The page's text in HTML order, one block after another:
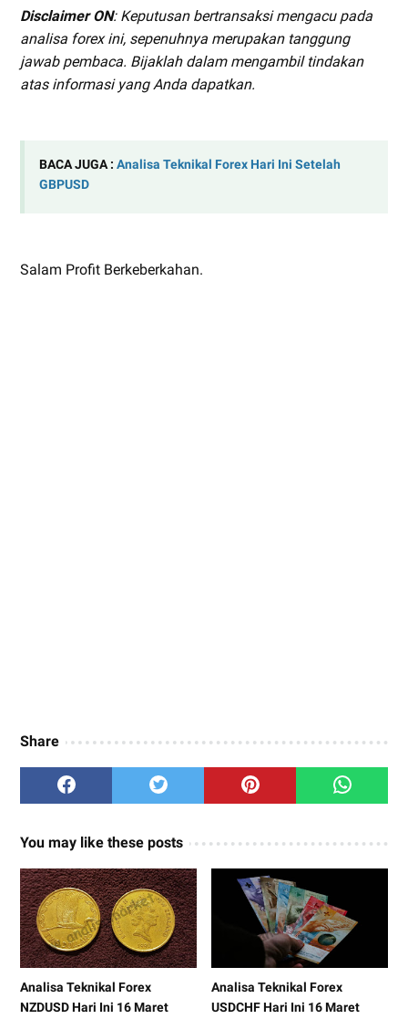
Disclaimer ON: Keputusan bertransaksi mengacu pada
analisa forex ini, sepenuhnya merupakan tanggung
jawab pembaca. Bijaklah dalam mengambil tindakan
atas informasi yang Anda dapatkan.
BACA JUGA : Analisa Teknikal Forex Hari Ini Setelah
GBPUSD
Salam Profit Berkeberkahan.
Share
You may like these posts
Analisa Teknikal Forex
NZDUSD Hari Ini 16 Maret
Analisa Teknikal Forex
USDCHF Hari Ini 16 Maret